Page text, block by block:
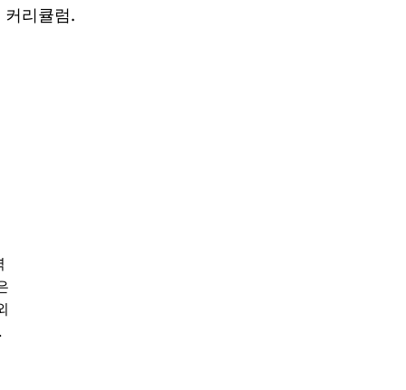
커리큘럼.